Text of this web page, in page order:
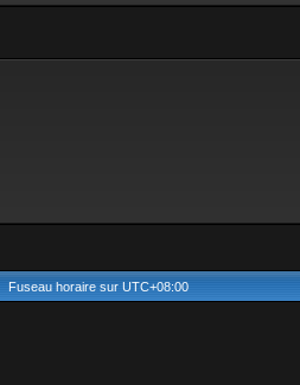
Fuseau horaire sur UTC+08:00